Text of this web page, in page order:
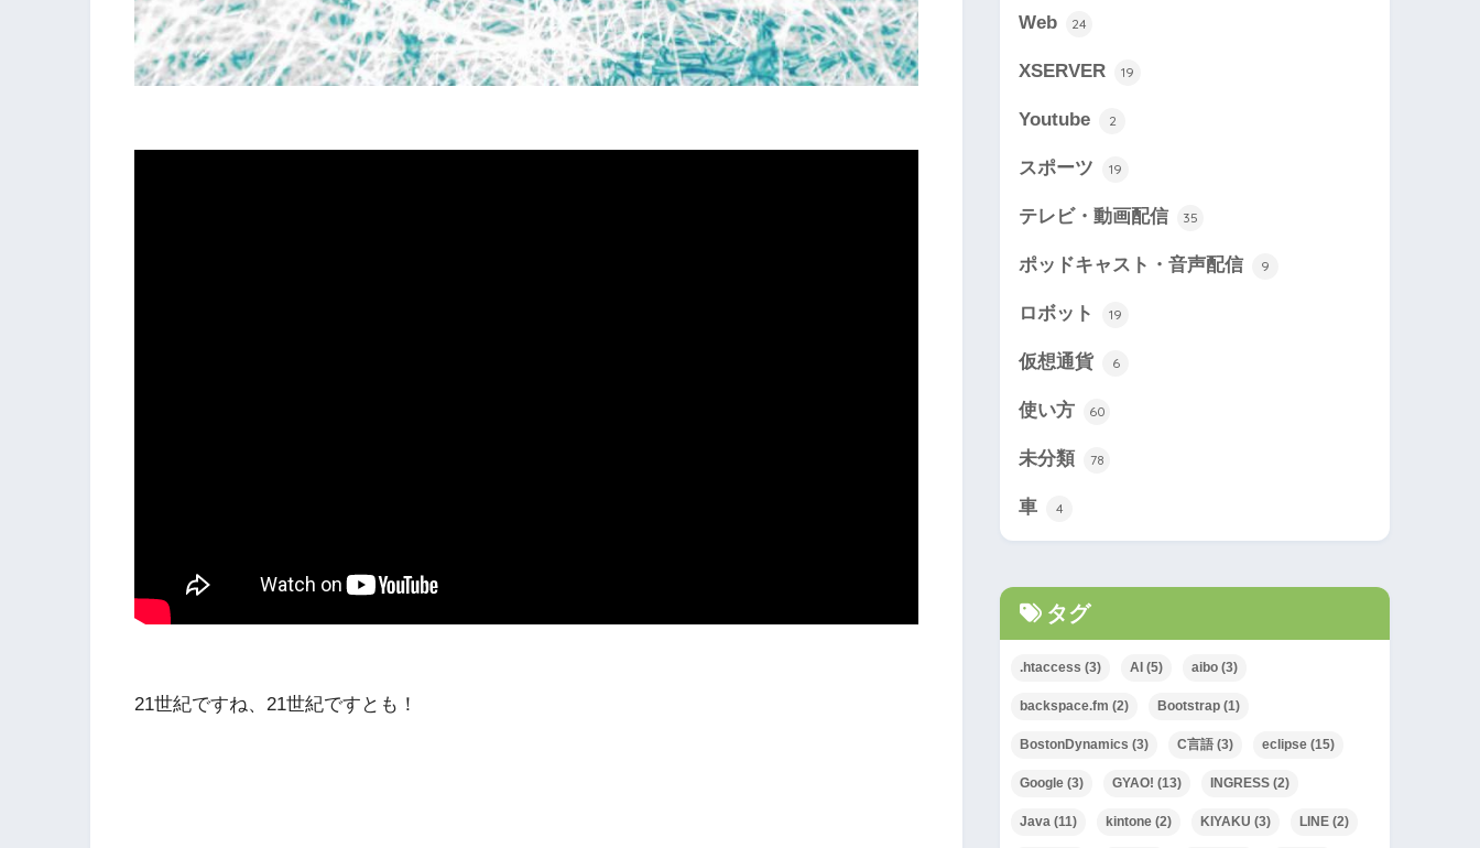
21世紀ですね、21世紀ですとも！
Web 24
XSERVER 19
Youtube 2
スポーツ 19
テレビ・動画配信 35
ポッドキャスト・音声配信 9
ロボット 19
仮想通貨 6
使い方 60
未分類 78
車 4
タグ
.htaccess (3) AI (5) aibo (3)
backspace.fm (2) Bootstrap (1)
BostonDynamics (3) C言語 (3) eclipse (15)
Google (3) GYAO! (13) INGRESS (2)
Java (11) kintone (2) KIYAKU (3) LINE (2)